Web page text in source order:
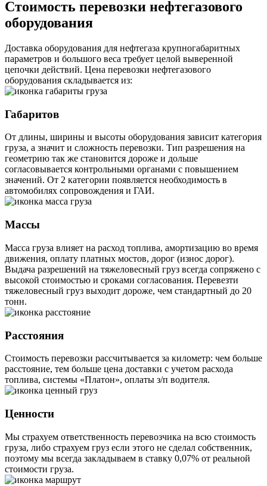
Стоимость перевозки нефтегазового
оборудования
Доставка оборудования для нефтегаза крупногабаритных
параметров и большого веса требует целой выверенной
цепочки действий. Цена перевозки нефтегазового
оборудования складывается из:
Габаритов
От длины, ширины и высоты оборудования зависит категория
груза, а значит и сложность перевозки. Тип разрешения на
геометрию так же становится дороже и дольше
согласовывается контрольными органами с повышением
значений. От 2 категории появляется необходимость в
автомобилях сопровождения и ГАИ.
Массы
Масса груза влияет на расход топлива, амортизацию во время
движения, оплату платных мостов, дорог (износ дорог).
Выдача разрешений на тяжеловесный груз всегда сопряжено с
высокой стоимостью и сроками согласования. Перевезти
тяжеловесный груз выходит дороже, чем стандартный до 20
тонн.
Расстояния
Стоимость перевозки рассчитывается за километр: чем больше
расстояние, тем больше цена доставки с учетом расхода
топлива, системы «Платон», оплаты з/п водителя.
Ценности
Мы страхуем ответственность перевозчика на всю стоимость
груза, либо страхуем груз если этого не сделал собственник,
поэтому мы всегда закладываем в ставку 0,07% от реальной
стоимости груза.